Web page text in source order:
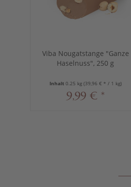
Viba Nougatstange "Ganze
Haselnuss", 250 g
Inhalt 0.25 kg (39,96 € * / 1 kg)
9,99 € *